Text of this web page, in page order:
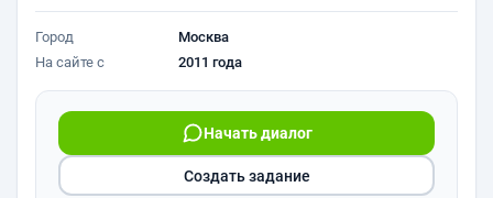
Город
Москва
На сайте с
2011 года
Начать диалог
Создать задание